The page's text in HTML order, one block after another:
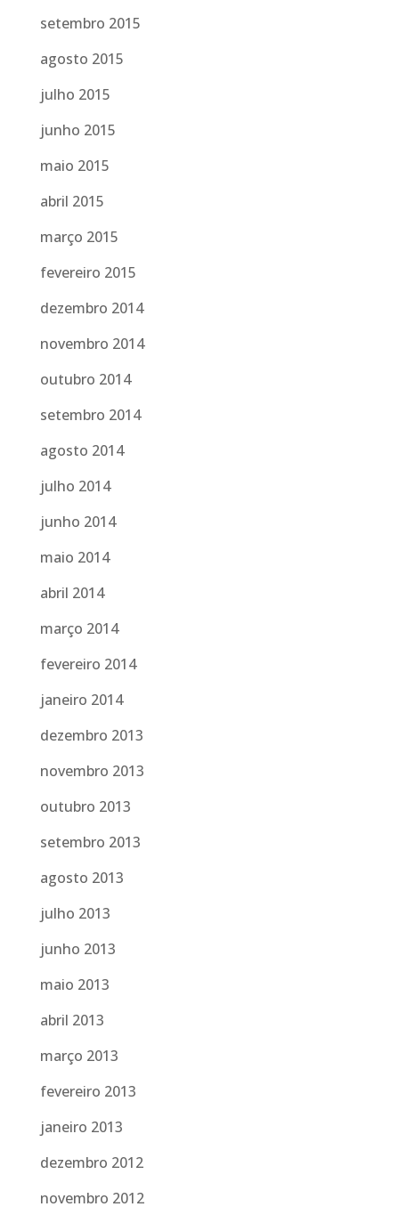
setembro 2015
agosto 2015
julho 2015
junho 2015
maio 2015
abril 2015
março 2015
fevereiro 2015
dezembro 2014
novembro 2014
outubro 2014
setembro 2014
agosto 2014
julho 2014
junho 2014
maio 2014
abril 2014
março 2014
fevereiro 2014
janeiro 2014
dezembro 2013
novembro 2013
outubro 2013
setembro 2013
agosto 2013
julho 2013
junho 2013
maio 2013
abril 2013
março 2013
fevereiro 2013
janeiro 2013
dezembro 2012
novembro 2012